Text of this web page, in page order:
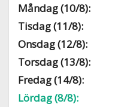
Måndag (10/8):
Tisdag (11/8):
Onsdag (12/8):
Torsdag (13/8):
Fredag (14/8):
Lördag (8/8):